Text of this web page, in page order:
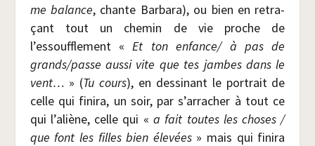
me balance, chante Bar­ba­ra), ou bien en retra­
çant tout un che­min de vie proche de
l’essoufflement «Et ton enfance/ à pas de
grands/​passe aus­si vite que tes jambes dans le
vent… » (Tu cours), en des­si­nant le por­trait de
celle qui fini­ra, un soir, par s’arracher à tout ce
qui l’aliène, celle qui « a fait toutes les choses /​
que font les filles bien éle­vées» mais qui fini­ra